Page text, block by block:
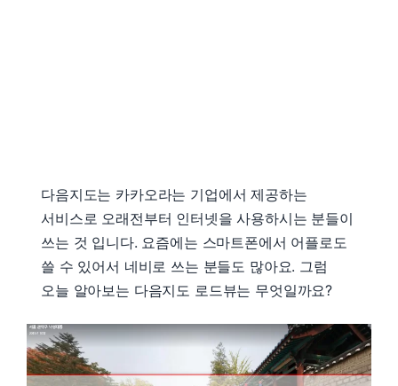
다음지도는 카카오라는 기업에서 제공하는
서비스로 오래전부터 인터넷을 사용하시는 분들이
쓰는 것 입니다. 요즘에는 스마트폰에서 어플로도
쓸 수 있어서 네비로 쓰는 분들도 많아요. 그럼
오늘 알아보는 다음지도 로드뷰는 무엇일까요?